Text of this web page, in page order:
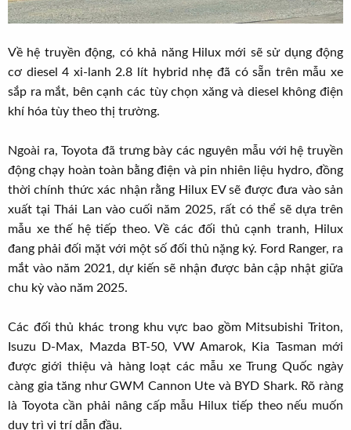
Về hệ truyền động, có khả năng Hilux mới sẽ sử dụng động
cơ diesel 4 xi-lanh 2.8 lít hybrid nhẹ đã có sẵn trên mẫu xe
sắp ra mắt, bên cạnh các tùy chọn xăng và diesel không điện
khí hóa tùy theo thị trường.
Ngoài ra, Toyota đã trưng bày các nguyên mẫu với hệ truyền
động chạy hoàn toàn bằng điện và pin nhiên liệu hydro, đồng
thời chính thức xác nhận rằng Hilux EV sẽ được đưa vào sản
xuất tại Thái Lan vào cuối năm 2025, rất có thể sẽ dựa trên
mẫu xe thế hệ tiếp theo. Về các đối thủ cạnh tranh, Hilux
đang phải đối mặt với một số đối thủ nặng ký. Ford Ranger, ra
mắt vào năm 2021, dự kiến sẽ nhận được bản cập nhật giữa
chu kỳ vào năm 2025.
Các đối thủ khác trong khu vực bao gồm Mitsubishi Triton,
Isuzu D-Max, Mazda BT-50, VW Amarok, Kia Tasman mới
được giới thiệu và hàng loạt các mẫu xe Trung Quốc ngày
càng gia tăng như GWM Cannon Ute và BYD Shark. Rõ ràng
là Toyota cần phải nâng cấp mẫu Hilux tiếp theo nếu muốn
duy trì vị trí dẫn đầu.​